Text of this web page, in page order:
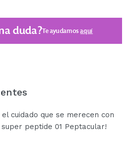
duda?Te ayudamosaquí
cuidado que se merecen con
peptide 01 Peptacular!
con ingredientes nutritivos